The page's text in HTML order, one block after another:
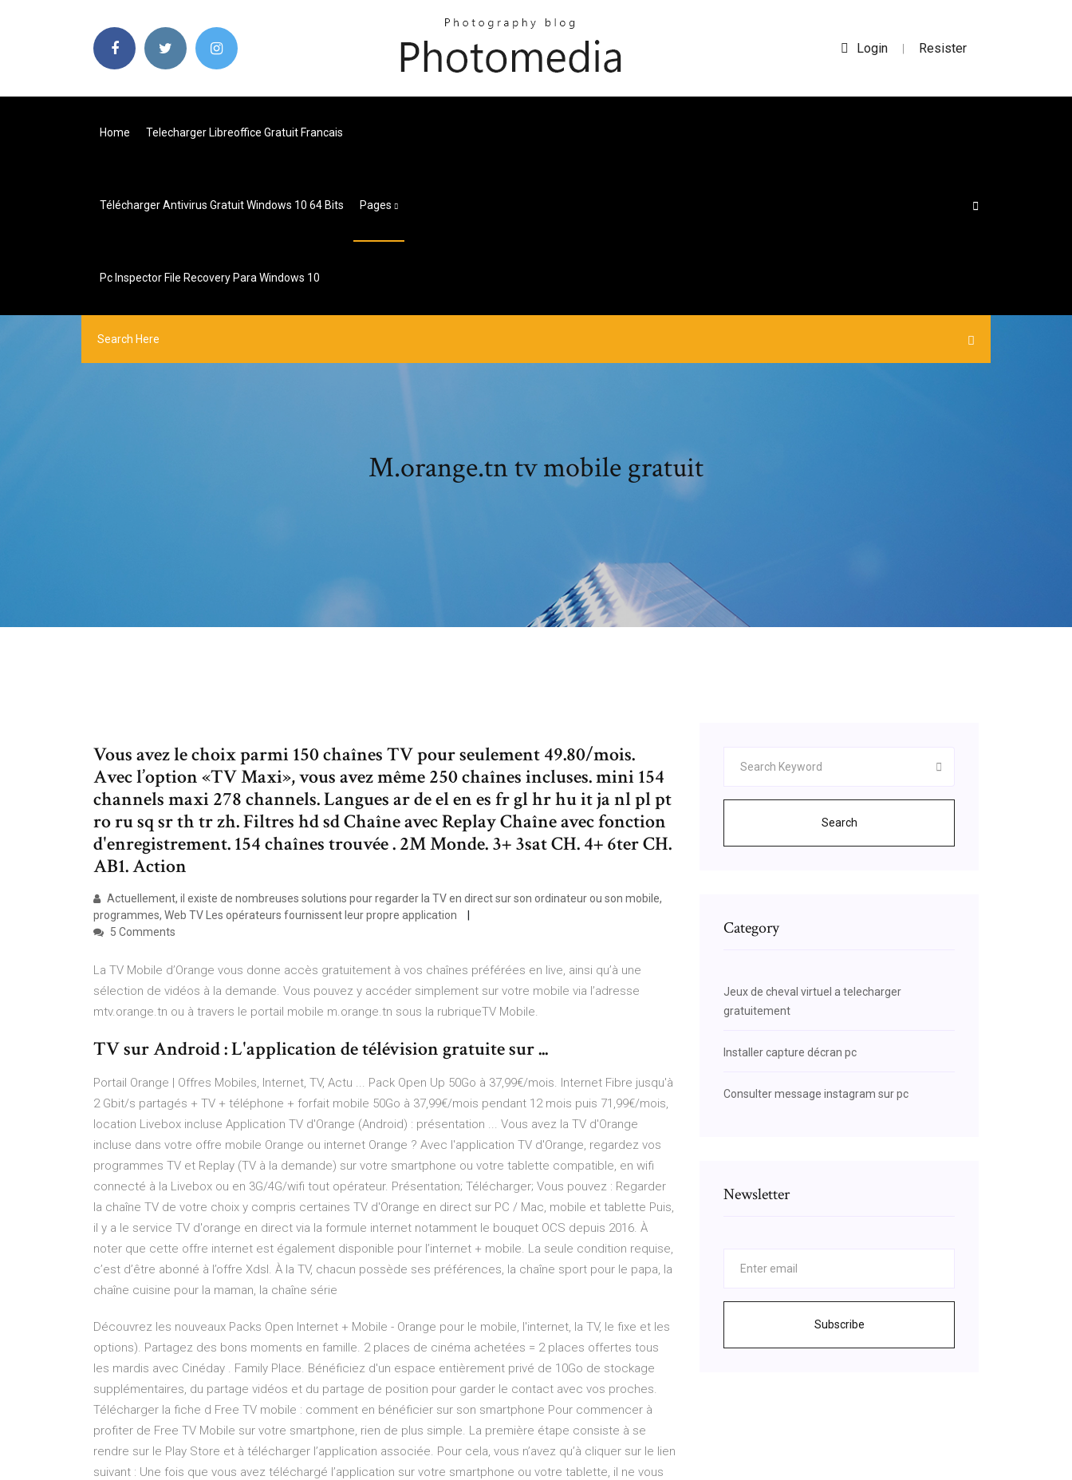
Login | Resister
Home Telecharger Libreoffice Gratuit Francais
Télécharger Antivirus Gratuit Windows 10 64 Bits Pages
Pc Inspector File Recovery Para Windows 10
M.orange.tn tv mobile gratuit
Vous avez le choix parmi 150 chaînes TV pour seulement 49.80/mois.
Avec l’option «TV Maxi», vous avez même 250 chaînes incluses. mini 154
channels maxi 278 channels. Langues ar de el en es fr gl hr hu it ja nl pl pt
ro ru sq sr th tr zh. Filtres hd sd Chaîne avec Replay Chaîne avec fonction
d'enregistrement. 154 chaînes trouvée . 2M Monde. 3+ 3sat CH. 4+ 6ter CH.
AB1. Action
Actuellement, il existe de nombreuses solutions pour regarder la TV en direct sur son ordinateur ou son mobile,
programmes, Web TV Les opérateurs fournissent leur propre application
5 Comments
La TV Mobile d’Orange vous donne accès gratuitement à vos chaînes préférées en live, ainsi qu’à une
sélection de vidéos à la demande. Vous pouvez y accéder simplement sur votre mobile via l’adresse
mtv.orange.tn ou à travers le portail mobile m.orange.tn sous la rubriqueTV Mobile.
TV sur Android : L'application de télévision gratuite sur ...
Portail Orange | Offres Mobiles, Internet, TV, Actu ... Pack Open Up 50Go à 37,99€/mois. Internet Fibre jusqu'à
2 Gbit/s partagés + TV + téléphone + forfait mobile 50Go à 37,99€/mois pendant 12 mois puis 71,99€/mois,
location Livebox incluse Application TV d'Orange (Android) : présentation ... Vous avez la TV d'Orange
incluse dans votre offre mobile Orange ou internet Orange ? Avec l'application TV d'Orange, regardez vos
programmes TV et Replay (TV à la demande) sur votre smartphone ou votre tablette compatible, en wifi
connecté à la Livebox ou en 3G/4G/wifi tout opérateur. Présentation; Télécharger; Vous pouvez : Regarder
la chaîne TV de votre choix y compris certaines TV d'Orange en direct sur PC / Mac, mobile et tablette Puis,
il y a le service TV d'orange en direct via la formule internet notamment le bouquet OCS depuis 2016. À
noter que cette offre internet est également disponible pour l’internet + mobile. La seule condition requise,
c’est d’être abonné à l’offre Xdsl. À la TV, chacun possède ses préférences, la chaîne sport pour le papa, la
chaîne cuisine pour la maman, la chaîne série
Découvrez les nouveaux Packs Open Internet + Mobile - Orange pour le mobile, l'internet, la TV, le fixe et les
options). Partagez des bons moments en famille. 2 places de cinéma achetées = 2 places offertes tous
les mardis avec Cinéday . Family Place. Bénéficiez d'un espace entièrement privé de 10Go de stockage
supplémentaires, du partage vidéos et du partage de position pour garder le contact avec vos proches.
Télécharger la fiche d Free TV mobile : comment en bénéficier sur son smartphone Pour commencer à
profiter de Free TV Mobile sur votre smartphone, rien de plus simple. La première étape consiste à se
rendre sur le Play Store et à télécharger l’application associée. Pour cela, vous n’avez qu’à cliquer sur le lien
suivant : Une fois que vous avez téléchargé l’application sur votre smartphone ou votre tablette, il ne vous
Search
Category
Jeux de cheval virtuel a telecharger
gratuitement
Installer capture décran pc
Consulter message instagram sur pc
Newsletter
Subscribe